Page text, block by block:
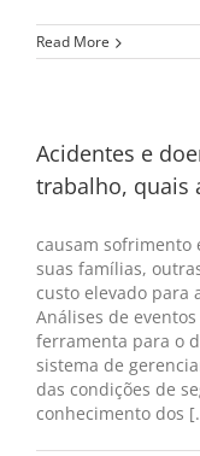
Read More
Acidentes e
trabalho, quais
causam sofrimento
suas famílias,
custo elevado para
Análises de
ferramenta para o
sistema de
das condições de
conhecimento dos